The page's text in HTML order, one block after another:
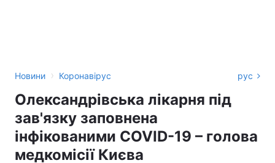
Новини › Коронавірус рус
Олександрівська лікарня під
зав'язку заповнена
інфікованими COVID-19 – голова
медкомісії Києва